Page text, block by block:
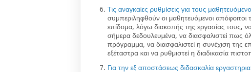
Τις αναγκαίες ρυθμίσεις για τους
συμπεριληφθούν οι μαθητευόμενοι
επίδομα, λόγω διακοπής της εργασίας τους,
σήμερα δεδουλευμένα, να διασφαλιστεί πως
πρόγραμμα, να διασφαλιστεί η συνέχιση της
εξέταστρα και να ρυθμιστεί η διαδικασία
Για την εξ αποστάσεως διδασκαλία